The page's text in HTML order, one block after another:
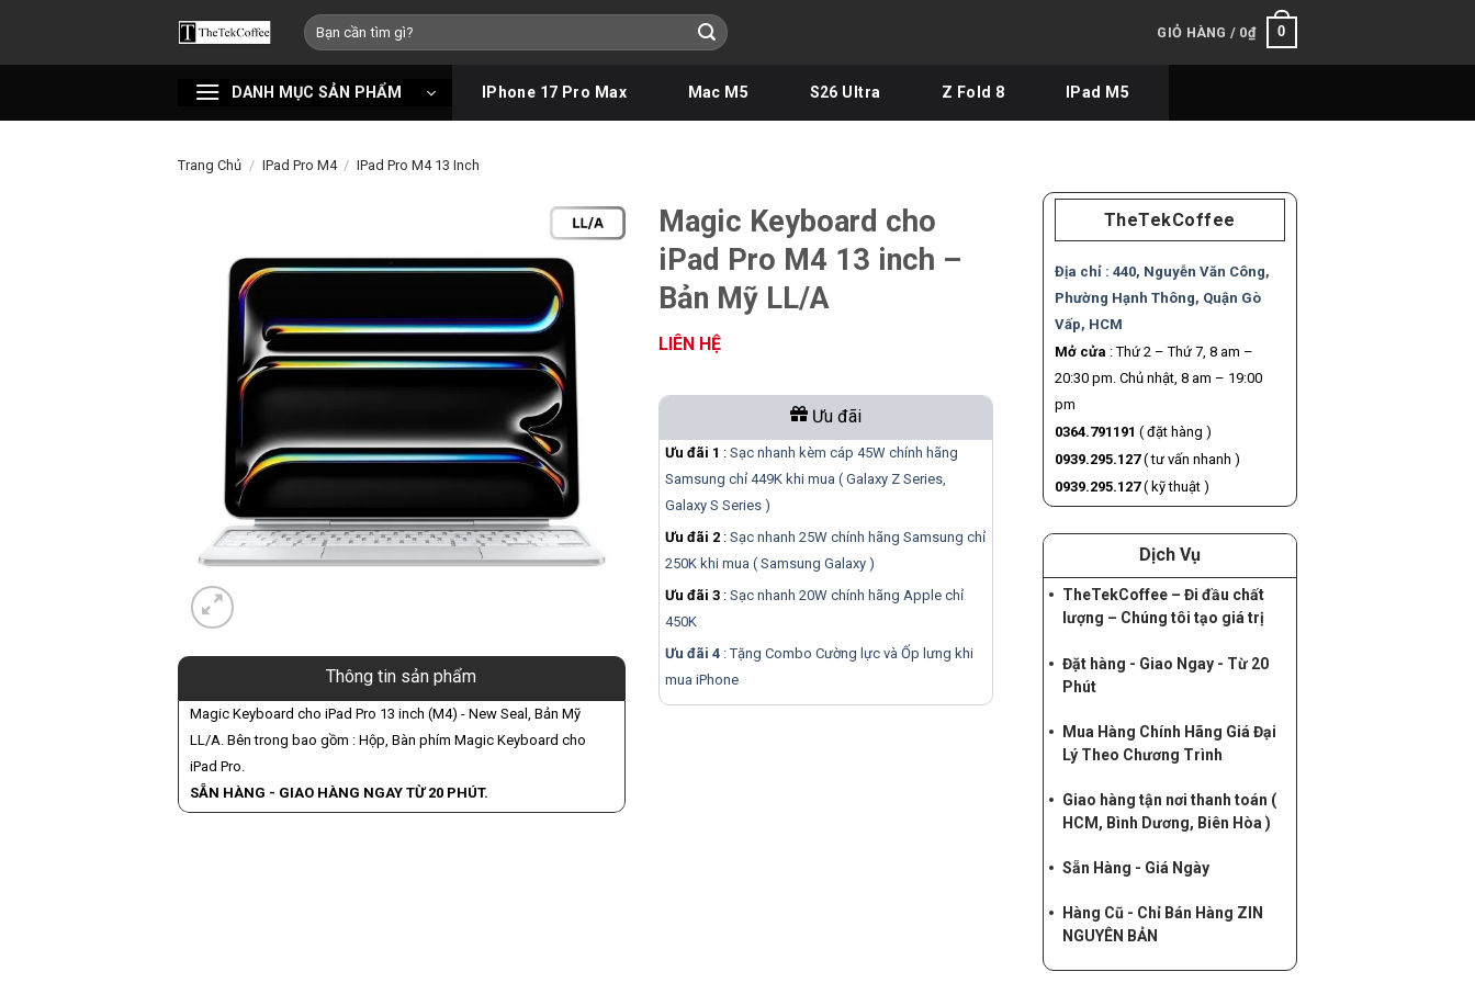
nội
Tìm
kiếm:
GIỎ HÀNG / 0₫ 0
DANH MỤC SẢN PHẨM IPhone 17 Pro Max Mac M5 S26 Ultra Z Fold 8 IPad M5
Trang Chủ / IPad Pro M4 / IPad Pro M4 13 Inch
Thông tin sản phẩm
Magic Keyboard cho iPad Pro 13 inch (M4) - New Seal, Bản Mỹ
LL/A. Bên trong bao gồm : Hộp, Bàn phím Magic Keyboard cho
iPad Pro.
SẴN HÀNG - GIAO HÀNG NGAY TỪ 20 PHÚT.
Magic Keyboard cho
iPad Pro M4 13 inch –
Bản Mỹ LL/A
LIÊN HỆ
Ưu đãi
Ưu đãi 1 : Sạc nhanh kèm cáp 45W chính hãng
Samsung chỉ 449K khi mua ( Galaxy Z Series,
Galaxy S Series )
Ưu đãi 2: Sạc nhanh 25W chính hãng Samsung chỉ
250K khi mua ( Samsung Galaxy )
Ưu đãi 3: Sạc nhanh 20W chính hãng Apple chỉ
450K
Ưu đãi 4: Tặng Combo Cường lực và Ốp lưng khi
mua iPhone
TheTekCoffee
Địa chỉ : 440, Nguyễn Văn Công,
Phường Hạnh Thông, Quận Gò
Vấp, HCM
Mở cửa : Thứ 2 – Thứ 7, 8 am –
20:30 pm. Chủ nhật, 8 am – 19:00
pm
0364.791191 ( đặt hàng )
0939.295.127( tư vấn nhanh )
0939.295.127( kỹ thuật )
Dịch Vụ
TheTekCoffee – Đi đầu chất
lượng – Chúng tôi tạo giá trị
Đặt hàng - Giao Ngay - Từ 20
Phút
Mua Hàng Chính Hãng Giá Đại
Lý Theo Chương Trình
Giao hàng tận nơi thanh toán (
HCM, Bình Dương, Biên Hòa )
Sẵn Hàng - Giá Ngày
Hàng Cũ - Chỉ Bán Hàng ZIN
NGUYÊN BẢN